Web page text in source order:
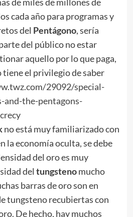
cada año para programas y
del Pentágono, sería
del público no estar
aquello por lo que paga,
tiene el privilegio de saber
29092/special-
and-the-pentagons-
no está muy familiarizado con
la economía oculta, se debe
del oro es muy
del tungstenomucho
barras de oro son en
tungsteno recubiertas con
De hecho, hay muchos